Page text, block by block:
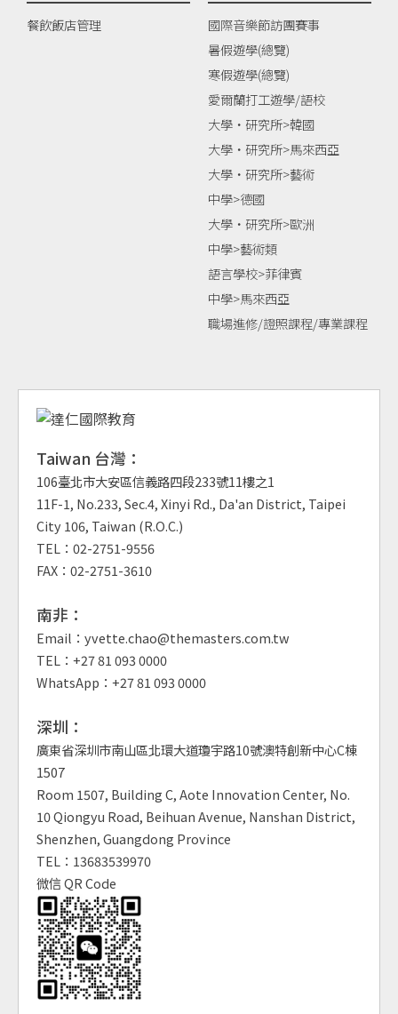
餐飲飯店管理
國際音樂節訪團賽事
暑假遊學(總覽)
寒假遊學(總覽)
愛爾蘭打工遊學/語校
大學‧研究所>韓國
大學‧研究所>馬來西亞
大學‧研究所>藝術
中學>德國
大學‧研究所>歐洲
中學>藝術類
語言學校>菲律賓
中學>馬來西亞
職場進修/證照課程/專業課程
Taiwan 台灣：
106臺北市大安區信義路四段233號11樓之1
11F-1, No.233, Sec.4, Xinyi Rd., Da'an District, Taipei
City 106, Taiwan (R.O.C.)
TEL：02-2751-9556
FAX：02-2751-3610
南非：
Email：yvette.chao@themasters.com.tw
TEL：+27 81 093 0000
WhatsApp：+27 81 093 0000
深圳：
廣東省深圳市南山區北環大道瓊宇路10號澳特創新中心C棟
1507
Room 1507, Building C, Aote Innovation Center, No.
10 Qiongyu Road, Beihuan Avenue, Nanshan District,
Shenzhen, Guangdong Province
TEL：13683539970
微信 QR Code